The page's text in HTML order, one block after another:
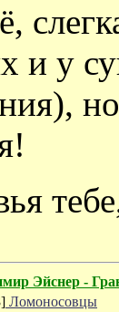
и у
Эйснер -
Ломоносовцы